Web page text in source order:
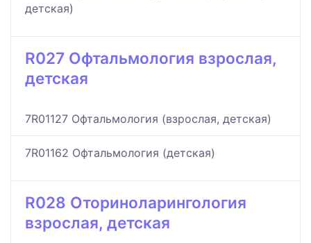
детская)
R027 Офтальмология взрослая,
детская
7R01127 Офтальмология (взрослая, детская)
7R01162 Офтальмология (детская)
R028 Оториноларингология
взрослая, детская